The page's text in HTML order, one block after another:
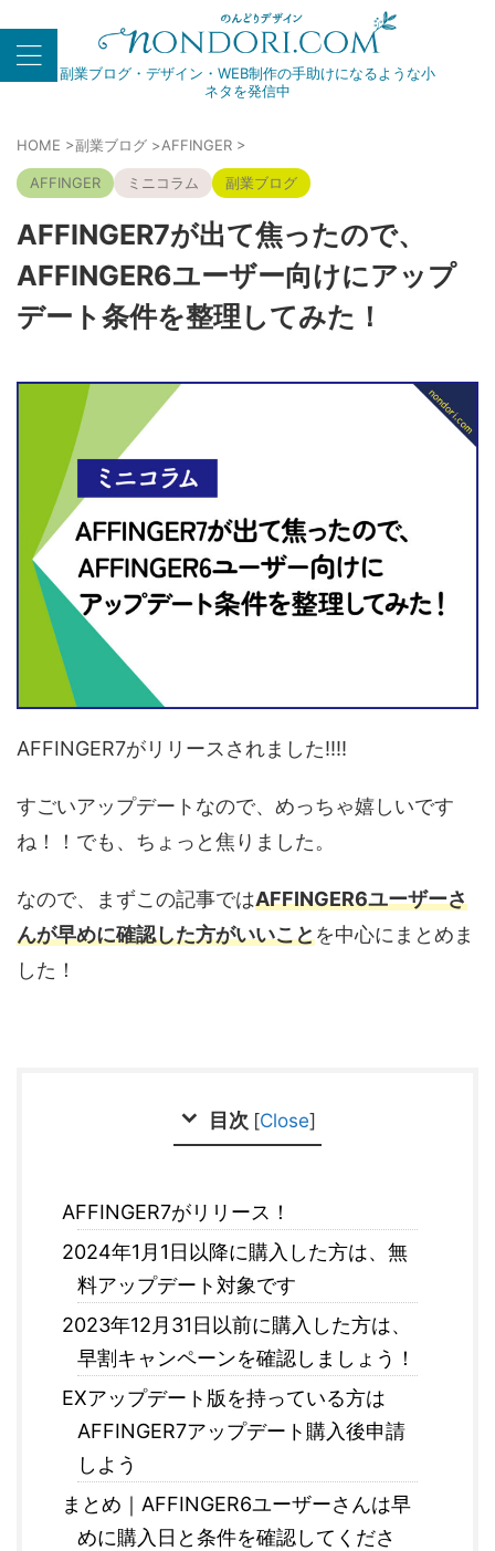
副業ブログ・デザイン・WEB制作の手助けになるような小
ネタを発信中
HOME >副業ブログ >AFFINGER >
AFFINGER ミニコラム 副業ブログ
AFFINGER7が出て焦ったので、
AFFINGER6ユーザー向けにアップ
デート条件を整理してみた！
AFFINGER7がリリースされました!!!!
すごいアップデートなので、めっちゃ嬉しいです
ね！！でも、ちょっと焦りました。
なので、まずこの記事ではAFFINGER6ユーザーさ
んが早めに確認した方がいいことを中心にまとめま
した！
目次 [Close]
AFFINGER7がリリース！
2024年1月1日以降に購入した方は、無
料アップデート対象です
2023年12月31日以前に購入した方は、
早割キャンペーンを確認しましょう！
EXアップデート版を持っている方は
AFFINGER7アップデート購入後申請
しよう
まとめ｜AFFINGER6ユーザーさんは早
めに購入日と条件を確認してくださ